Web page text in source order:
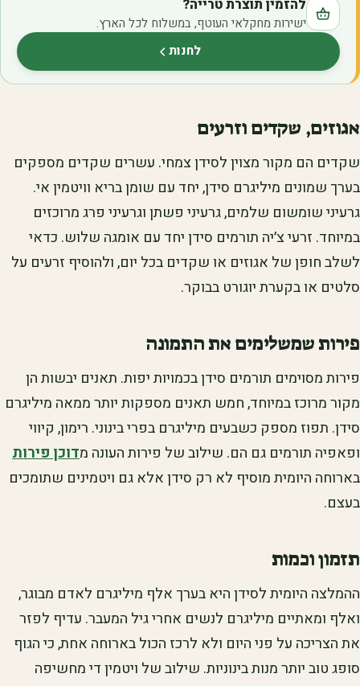
להזמין תוצרת טרייה?
ישירות מחקלאי העוטף, במשלוח לכל הארץ.
לחנות(נפתח בלשונית חדשה)
אגוזים, שקדים וזרעים
שקדים הם מקור מצוין לסידן צמחי. עשרים שקדים מספקים
בערך שמונים מיליגרם סידן, יחד עם שומן בריא וויטמין אי.
גרעיני שומשום שלמים, גרעיני פשתן וגרעיני פרג מרוכזים
במיוחד. זרעי צ׳יה תורמים סידן יחד עם אומגה שלוש. כדאי
לשלב חופן של אגוזים או שקדים בכל יום, ולהוסיף זרעים על
סלטים או בקערת יוגורט בבוקר.
פירות שמשלימים את התמונה
פירות מסוימים תורמים סידן בכמויות יפות. תאנים יבשות הן
מקור מרוכז במיוחד, חמש תאנים מספקות יותר ממאה מיליגרם
סידן. תפוז מספק כשבעים מיליגרם בפרי בינוני. רימון, קיווי
ופאפיה תורמים גם הם. שילוב של פירות העונה מדוכן פירות
בארוחה היומית מוסיף לא רק סידן אלא גם ויטמינים שתומכים
בעצם.
תזמון וכמות
ההמלצה היומית לסידן היא בערך אלף מיליגרם לאדם מבוגר,
ואלף ומאתיים מיליגרם לנשים אחרי גיל המעבר. עדיף לפזר
את הצריכה על פני היום ולא לרכז הכול בארוחה אחת, כי הגוף
סופג טוב יותר מנות בינוניות. שילוב של ויטמין די מחשיפה